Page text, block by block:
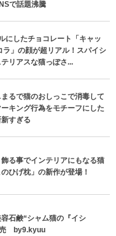
で話題沸騰
にしたチョコレート「キャッ
ラ」の顔が超リアル！スパイシ
リアスな猫っぽさ...
るで猫のおしっこで消毒して
キング行為をモチーフにした
すぎる
る事でインテリアにもなる猫
ひげ枕」の新作が登場！
石鹸“シャム猫の『イシ
売 by9.kyuu